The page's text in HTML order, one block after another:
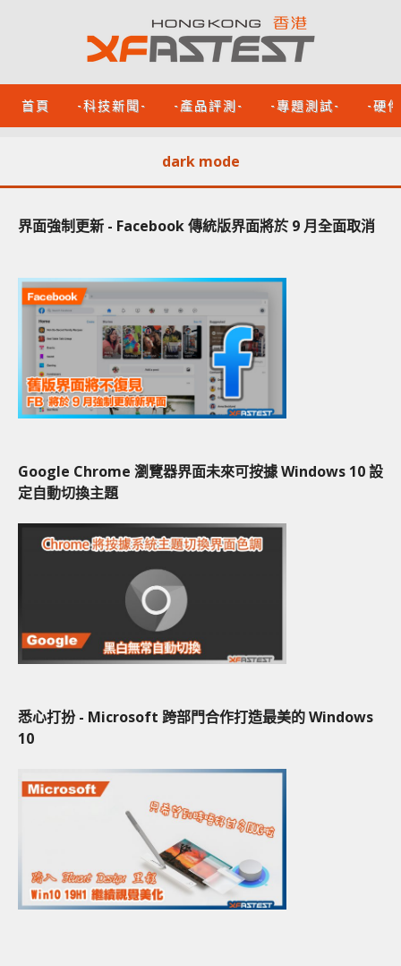
首頁 -科技新聞- -產品評測- -專題測試- -硬
dark mode
界面強制更新 - Facebook 傳統版界面將於 9 月全面取消
Google Chrome 瀏覽器界面未來可按據 Windows 10 設
定自動切換主題
悉心打扮 - Microsoft 跨部門合作打造最美的 Windows
10